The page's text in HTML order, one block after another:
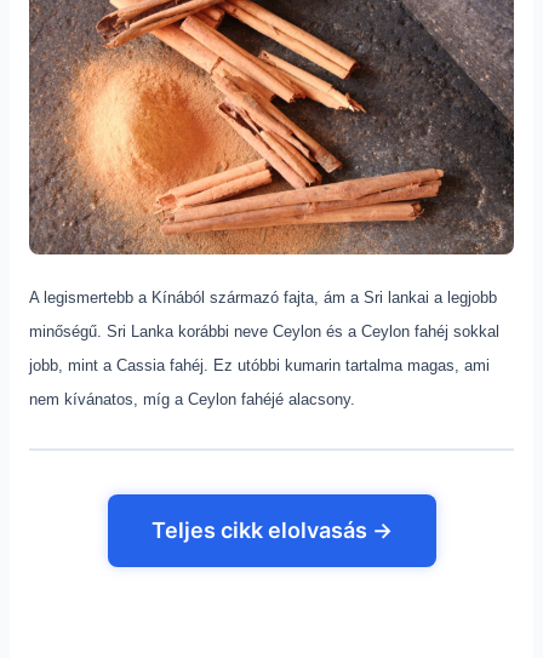
A legismertebb a Kínából származó fajta, ám a Sri lankai a legjobb
minőségű. Sri Lanka korábbi neve Ceylon és a Ceylon fahéj sokkal
jobb, mint a Cassia fahéj. Ez utóbbi kumarin tartalma magas, ami
nem kívánatos, míg a Ceylon fahéjé alacsony.
Teljes cikk elolvasás →